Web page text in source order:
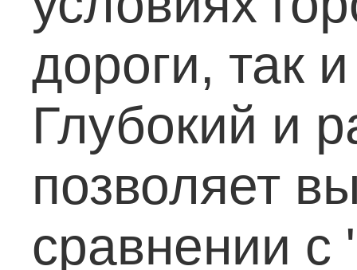
дороги, так
Глубокий и
позволяет
сравнении с